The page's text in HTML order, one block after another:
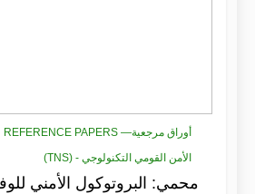
أوراق مرجعية— REFERENCE PAPERS
الأمن القومي التكنولوجي - (TNS)
محمي: البروتوكول الأمني